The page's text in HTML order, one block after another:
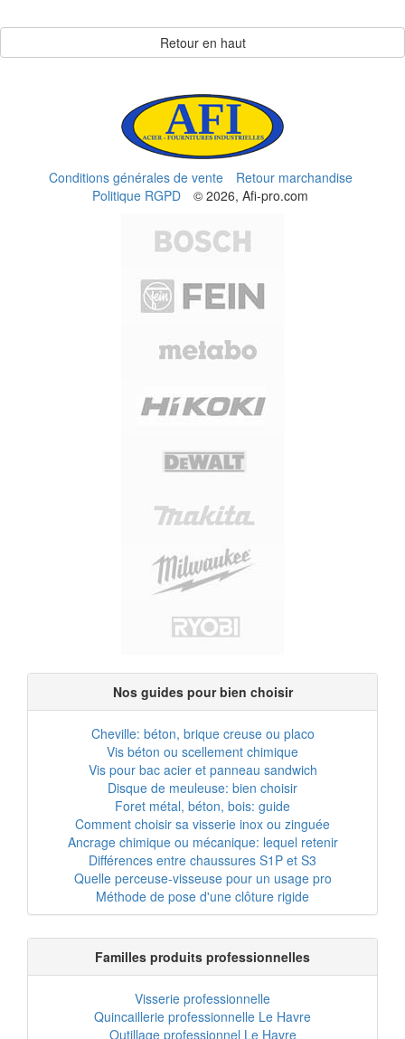
Retour en haut
Conditions générales de vente
Retour marchandise
Politique RGPD
© 2026, Afi-pro.com
Nos guides pour bien choisir
Cheville: béton, brique creuse ou placo
Vis béton ou scellement chimique
Vis pour bac acier et panneau sandwich
Disque de meuleuse: bien choisir
Foret métal, béton, bois: guide
Comment choisir sa visserie inox ou zinguée
Ancrage chimique ou mécanique: lequel retenir
Différences entre chaussures S1P et S3
Quelle perceuse-visseuse pour un usage pro
Méthode de pose d'une clôture rigide
Familles produits professionnelles
Visserie professionnelle
Quincaillerie professionnelle Le Havre
Outillage professionnel Le Havre